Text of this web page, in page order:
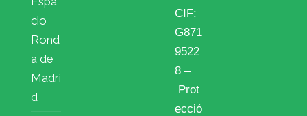
cio
Rond
a de
Madri
d
CIF:
G871
9522
8 –
Prot
ecció